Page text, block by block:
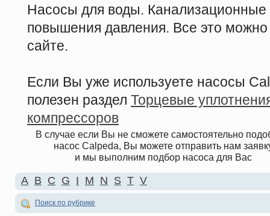
Насосы для воды.
повышения давления. Все это
сайте.
Если Вы уже используете насосы
полезен раздел Торцевые
компрессоров
В случае если Вы не сможете самостоятельно
насос Calpeda, Вы можете отправить нам
и мы выполним подбор насоса для Вас
A B C G I M N S T V
Поиск по рубрике